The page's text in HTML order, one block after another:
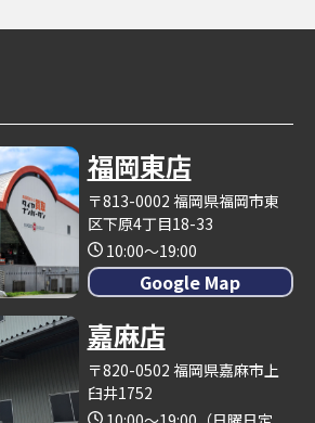
福岡東店
〒813-0002 福岡県福岡市東
区下原4丁目18-33
10:00～19:00
Google Map
嘉麻店
〒820-0502 福岡県嘉麻市上
臼井1752